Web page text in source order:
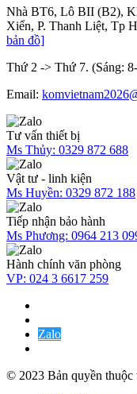
Nhà BT6, Lô BII (B2),
Xiển, P. Thanh Liệt, Tp
bản đồ]
Thứ 2 -> Thứ 7. (Sáng:
Email:
Tư vấn thiết bị
Ms Thủy: 0329 872 688
Vật tư - linh kiện
Ms Huyền: 0329 872 188
Tiếp nhận bảo hành
Ms Phương: 0964 213
Hành chính văn phòng
VP: 024 3 6617 259
Zalo
© 2023 Bản quyền thuộc